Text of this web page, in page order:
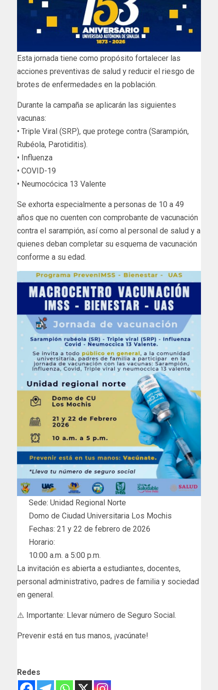
Esta jornada tiene como propósito fortalecer las
acciones preventivas de salud y reducir el riesgo de
brotes de enfermedades en la población.
Durante la campaña se aplicarán las siguientes
vacunas:
• Triple Viral (SRP), que protege contra (Sarampión,
Rubéola, Parotiditis).
• Influenza
• COVID-19
• Neumocócica 13 Valente
Se exhorta especialmente a personas de 10 a 49
años que no cuenten con comprobante de vacunación
contra el sarampión, así como al personal de salud y a
quienes deban completar su esquema de vacunación
conforme a su edad.
Sede: Unidad Regional Norte
Domo de Ciudad Universitaria Los Mochis
Fechas: 21 y 22 de febrero de 2026
Horario:
10:00 a.m. a 5:00 p.m.
La invitación es abierta a estudiantes, docentes,
personal administrativo, padres de familia y sociedad
en general.
⚠️ Importante: Llevar número de Seguro Social.
Prevenir está en tus manos, ¡vacúnate!
Redes